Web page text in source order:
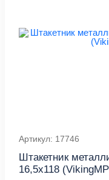
Артикул: 17746
Штакетник
16,5х118